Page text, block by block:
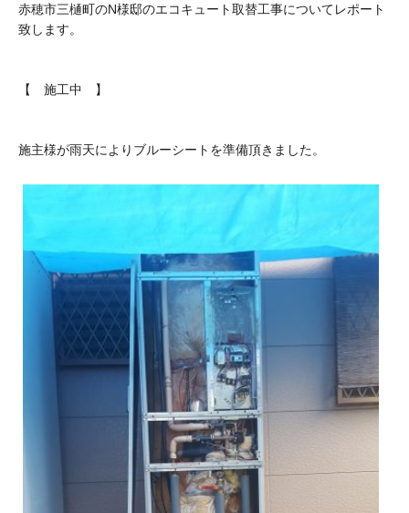
赤穂市三樋町のN様邸のエコキュート取替工事についてレポート
致します。
【 施工中 】
施主様が雨天によりブルーシートを準備頂きました。